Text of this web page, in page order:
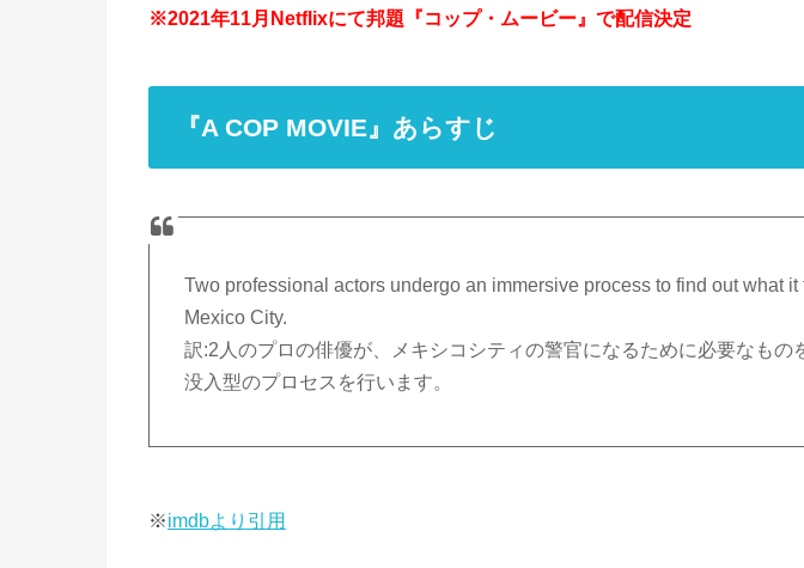
※2021年11月Netflixにて邦題『コップ・ムービー』で配信決定
『A COP MOVIE』あらすじ
Two professional actors undergo an immersive process to find out what it
Mexico City.
訳:2人のプロの俳優が、メキシコシティの警官になるために必要なもの
没入型のプロセスを行います。
※imdbより引用